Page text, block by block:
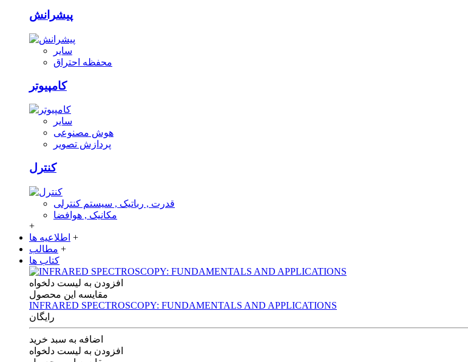
پیشرانش
سایر
محفظه احتراق
کامپیوتر
سایر
هوش مصنوعی
پردازش تصویر
کنترل
قدرت , رباتیک , سیستم کنترلی
مکانیک , هوافضا
+
اطلاعیه ها +
مطالب +
کتاب ها
افزودن به لیست دلخواه
مقایسه این محصول
INFRARED SPECTROSCOPY: FUNDAMENTALS AND APPLICATIONS
رایگان
اضافه به سبد خرید
افزودن به لیست دلخواه